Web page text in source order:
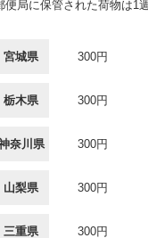
局に保管された荷物は1
宮城県 300円
栃木県 300円
奈川県 300円
山梨県 300円
三重県 300円